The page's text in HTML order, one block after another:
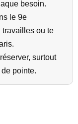
besoin.
le 9e
travailles ou te
surtout
pointe.